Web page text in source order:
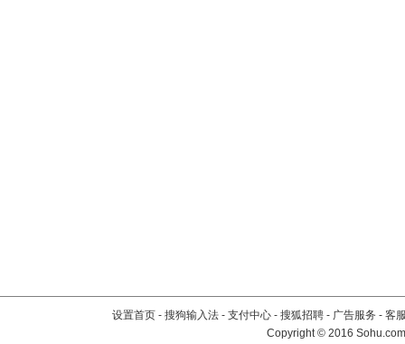
设置首页 - 搜狗输入法 - 支付中心 - 搜狐招聘 - 广告服务 - 客
Copyright©2016